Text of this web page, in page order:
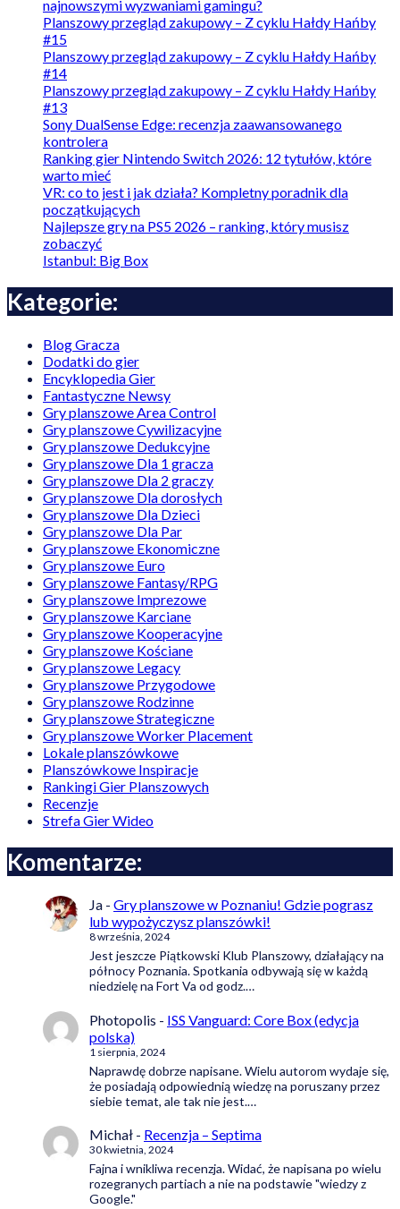
najnowszymi wyzwaniami gamingu?
Planszowy przegląd zakupowy – Z cyklu Hałdy Hańby
#15
Planszowy przegląd zakupowy – Z cyklu Hałdy Hańby
#14
Planszowy przegląd zakupowy – Z cyklu Hałdy Hańby
#13
Sony DualSense Edge: recenzja zaawansowanego
kontrolera
Ranking gier Nintendo Switch 2026: 12 tytułów, które
warto mieć
VR: co to jest i jak działa? Kompletny poradnik dla
początkujących
Najlepsze gry na PS5 2026 – ranking, który musisz
zobaczyć
Istanbul: Big Box
Kategorie:
Blog Gracza
Dodatki do gier
Encyklopedia Gier
Fantastyczne Newsy
Gry planszowe Area Control
Gry planszowe Cywilizacyjne
Gry planszowe Dedukcyjne
Gry planszowe Dla 1 gracza
Gry planszowe Dla 2 graczy
Gry planszowe Dla dorosłych
Gry planszowe Dla Dzieci
Gry planszowe Dla Par
Gry planszowe Ekonomiczne
Gry planszowe Euro
Gry planszowe Fantasy/RPG
Gry planszowe Imprezowe
Gry planszowe Karciane
Gry planszowe Kooperacyjne
Gry planszowe Kościane
Gry planszowe Legacy
Gry planszowe Przygodowe
Gry planszowe Rodzinne
Gry planszowe Strategiczne
Gry planszowe Worker Placement
Lokale planszówkowe
Planszówkowe Inspiracje
Rankingi Gier Planszowych
Recenzje
Strefa Gier Wideo
Komentarze:
Ja - Gry planszowe w Poznaniu! Gdzie pograsz
lub wypożyczysz planszówki!
8 września, 2024
Jest jeszcze Piątkowski Klub Planszowy, działający na
północy Poznania. Spotkania odbywają się w każdą
niedzielę na Fort Va od godz.…
Photopolis - ISS Vanguard: Core Box (edycja
polska)
1 sierpnia, 2024
Naprawdę dobrze napisane. Wielu autorom wydaje się,
że posiadają odpowiednią wiedzę na poruszany przez
siebie temat, ale tak nie jest.…
Michał - Recenzja – Septima
30 kwietnia, 2024
Fajna i wnikliwa recenzja. Widać, że napisana po wielu
rozegranych partiach a nie na podstawie "wiedzy z
Google."